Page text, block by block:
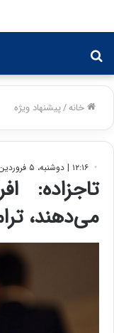
برای
خانه/پیشنهاد ویژه
۱۲:۱۶ | دوشنبه، ۵ فروردین ۱۳۹۸
تاجزاده:
می‌دهند،